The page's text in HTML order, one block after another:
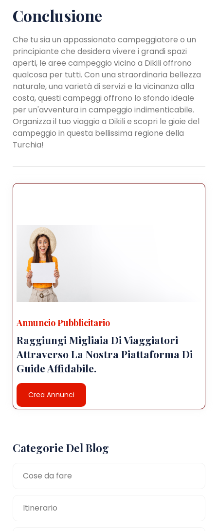
Conclusione
Che tu sia un appassionato campeggiatore o un
principiante che desidera vivere i grandi spazi
aperti, le aree campeggio vicino a Dikili offrono
qualcosa per tutti. Con una straordinaria bellezza
naturale, una varietà di servizi e la vicinanza alla
costa, questi campeggi offrono lo sfondo ideale
per un'avventura in campeggio indimenticabile.
Organizza il tuo viaggio a Dikili e scopri le gioie del
campeggio in questa bellissima regione della
Turchia!
Annuncio Pubblicitario
Raggiungi Migliaia Di Viaggiatori
Attraverso La Nostra Piattaforma Di
Guide Affidabile.
Crea Annunci
Categorie Del Blog
Cose da fare
Itinerario